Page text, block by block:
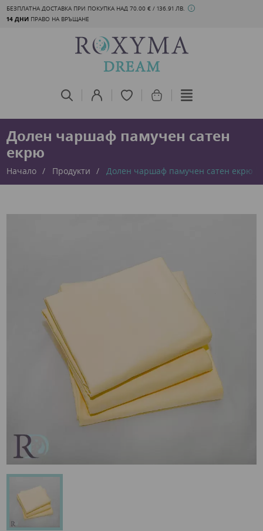
БЕЗПЛАТНА ДОСТАВКА ПРИ ПОКУПКА НАД 70.00 € / 136.91 ЛВ.
14 ДНИ ПРАВО НА ВРЪЩАНЕ
Долен чаршаф памучен сатен
екрю
Начало Продукти Долен чаршаф памучен сатен екрю